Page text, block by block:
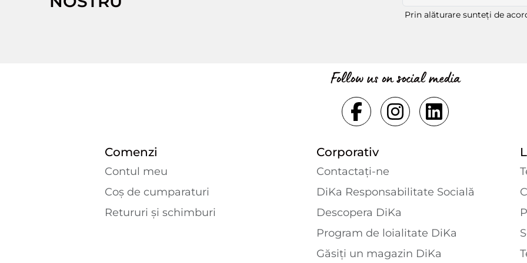
Prin alăturare sunteți de
Follow us on social media
Comenzi
Contul meu
Coș de cumparaturi
Retururi și schimburi
Corporativ
Contactaţi-ne
DiKa Responsabilitate Socială
Descopera DiKa
Program de loialitate DiKa
Găsiți un magazin DiKa